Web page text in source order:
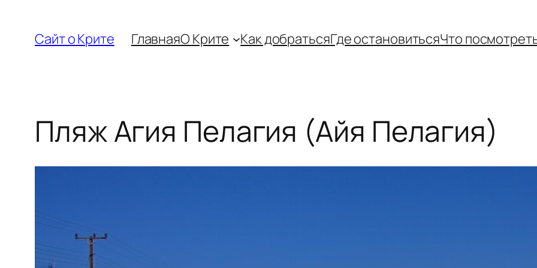
содержимому
Сайт о Крите ГлавнаяО Крите Как добратьсяГде остановитьсяЧто
Пляж Агия Пелагия (Айя Пелагия)